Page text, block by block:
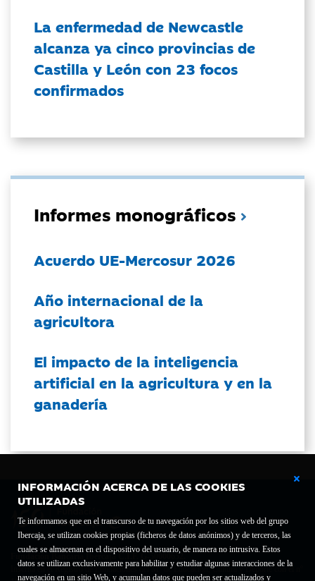
INFORMACIÓN ACERCA DE LAS COOKIES
UTILIZADAS
Te informamos que en el transcurso de tu navegación por los sitios web del grupo
Ibercaja, se utilizan cookies propias (ficheros de datos anónimos) y de terceros, las
cuales se almacenan en el dispositivo del usuario, de manera no intrusiva. Estos
datos se utilizan exclusivamente para habilitar y estudiar algunas interacciones de la
navegación en un sitio Web, y acumulan datos que pueden ser actualizados y
La enfermedad de Newcastle
alcanza ya cinco provincias de
Castilla y León con 23 focos
confirmados
Informes monográficos
Acuerdo UE-Mercosur 2026
Año internacional de la
agricultora
El impacto de la inteligencia
artificial en la agricultura y en la
ganadería
Fundación Bancaria Ibercaja C.I.F. G-50000652.
Inscrita en el Registro de Fundaciones del Mº de Educación, Cultura y Deporte con el nº